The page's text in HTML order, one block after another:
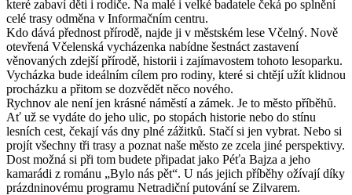
které zabaví děti i rodiče. Na malé i velké badatele čeká po splnění
celé trasy odměna v Informačním centru.
Kdo dává přednost přírodě, najde ji v městském lese Včelný. Nově
otevřená Včelenská vycházenka nabídne šestnáct zastavení
věnovaných zdejší přírodě, historii i zajímavostem tohoto lesoparku.
Vycházka bude ideálním cílem pro rodiny, které si chtějí užít klidnou
procházku a přitom se dozvědět něco nového.
Rychnov ale není jen krásné náměstí a zámek. Je to město příběhů.
Ať už se vydáte do jeho ulic, po stopách historie nebo do stínu
lesních cest, čekají vás dny plné zážitků. Stačí si jen vybrat. Nebo si
projít všechny tři trasy a poznat naše město ze zcela jiné perspektivy.
Dost možná si při tom budete připadat jako Péťa Bajza a jeho
kamarádi z románu „Bylo nás pět“. U nás jejich příběhy ožívají díky
prázdninovému programu Netradiční putování se Zilvarem.